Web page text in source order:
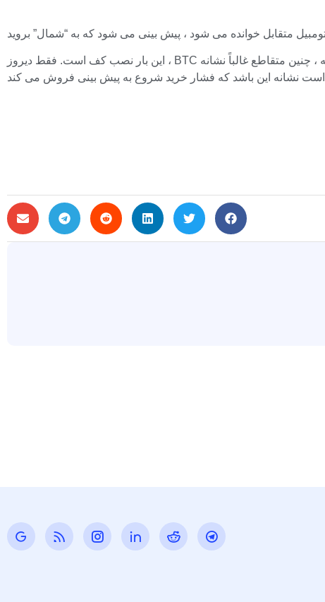
این بار نصب کف است. فقط دیروز ، BTC از 116.600 دلار به 118،600 دلار افزایش یافت و از سقف بیرون آمد که در بیشتر بازار در زیر بازار گیر کرده بود. در یک نمودار 4 ساعته ، چنین متقاطع غالباً نشانه